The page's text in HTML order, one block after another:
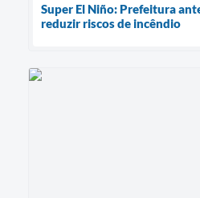
Super El Niño: Prefeitura
reduzir riscos de incêndio